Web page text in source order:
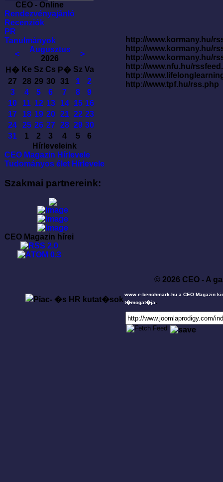
CEO - Online
Rendezvényajánló
Recenziók
PR
Tanulmányok
<
Augusztus
2026
>
H� Ke Sz Cs P� Sz Va
27
28 29 30 31 1
2
3
4 5 6 7 8
9
10
11 12 13 14 15 16
17
18 19 20 21 22 23
24
25 26 27 28 29 30
31
1 2 3 4 5
6
Hírleveleink
CEO Magazin Hírlevele
Tudományos élet Hírlevele
Szakmai partnereink:
CEO Magazin hírei
http://www.kormany.hu/
http://www.kormany.hu/
http://www.kormany.hu/
http://www.nfu.hu/
http://
http://www.tpf.hu/rss.php
© 2026 CEO - A
www.e-benchmark.hu a CEO Magazin
t�mogat�ja.